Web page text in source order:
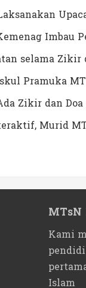
Imbau
selama Zikir
Pramuka
Zikir dan
Murid
MTsN
Kami
Islam